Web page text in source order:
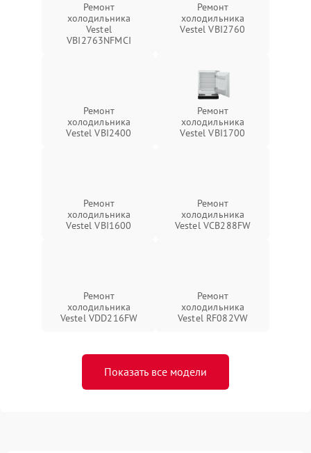
Ремонт
холодильника
Vestel
VBI2763NFMCI
Ремонт
холодильника
Vestel VBI2760
Ремонт
холодильника
Vestel VBI2400
Ремонт
холодильника
Vestel VBI1700
Ремонт
холодильника
Vestel VBI1600
Ремонт
холодильника
Vestel VCB288FW
Ремонт
холодильника
Vestel VDD216FW
Ремонт
холодильника
Vestel RF082VW
Показать все модели